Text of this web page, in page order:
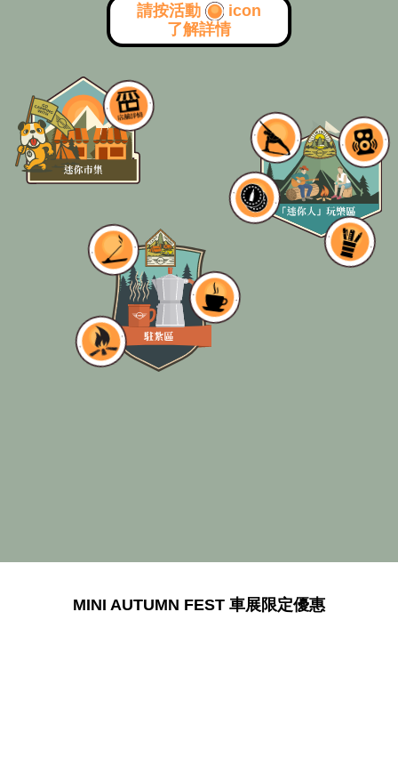
請按活動
icon
了解詳情
MINI AUTUMN FEST 車展限定優惠